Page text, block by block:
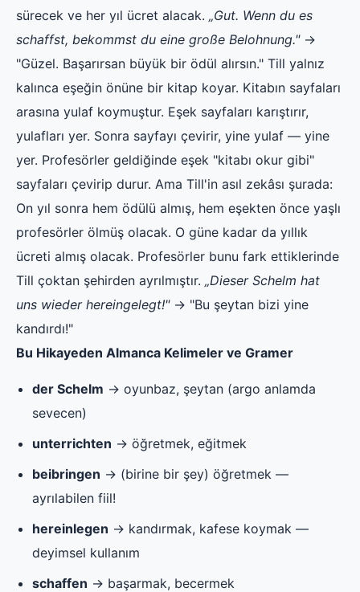
sürecek ve her yıl ücret alacak. „Gut. Wenn du es
schaffst, bekommst du eine große Belohnung."→
"Güzel. Başarırsan büyük bir ödül alırsın." Till yalnız
kalınca eşeğin önüne bir kitap koyar. Kitabın sayfaları
arasına yulaf koymuştur. Eşek sayfaları karıştırır,
yulafları yer. Sonra sayfayı çevirir, yine yulaf — yine
yer. Profesörler geldiğinde eşek "kitabı okur gibi"
sayfaları çevirip durur. Ama Till'in asıl zekâsı şurada:
On yıl sonra hem ödülü almış, hem eşekten önce yaşlı
profesörler ölmüş olacak. O güne kadar da yıllık
ücreti almış olacak. Profesörler bunu fark ettiklerinde
Till çoktan şehirden ayrılmıştır. „Dieser Schelm hat
uns wieder hereingelegt!"→ "Bu şeytan bizi yine
kandırdı!"
Bu Hikayeden Almanca Kelimeler ve Gramer
der Schelm → oyunbaz, şeytan (argo anlamda
sevecen)
unterrichten → öğretmek, eğitmek
beibringen → (birine bir şey) öğretmek —
ayrılabilen fiil!
hereinlegen → kandırmak, kafese koymak —
deyimsel kullanım
schaffen → başarmak, becermek